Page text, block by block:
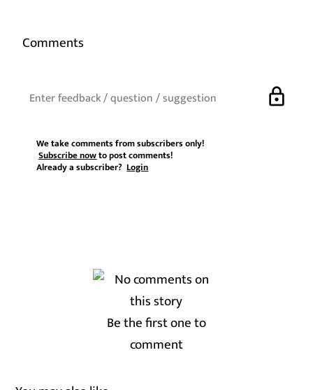
Comments
lock
We take comments from subscribers only!
Subscribe nowto post comments!
Already a subscriber?Login
Be the first one to
comment